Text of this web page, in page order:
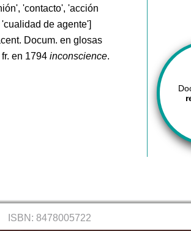
'contacto', 'acción
'cualidad de agente']
Docum. en glosas
en 1794 inconscience.
ISBN: 8478005722